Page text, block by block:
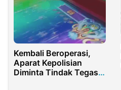
Kembali Beroperasi,
Aparat Kepolisian
Diminta Tindak Tegas